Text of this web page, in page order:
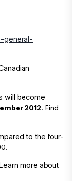
general-
will become
2012. Find
to the four-
more about